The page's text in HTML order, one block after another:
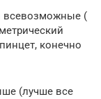
всевозможные (
конечно
(лучше все